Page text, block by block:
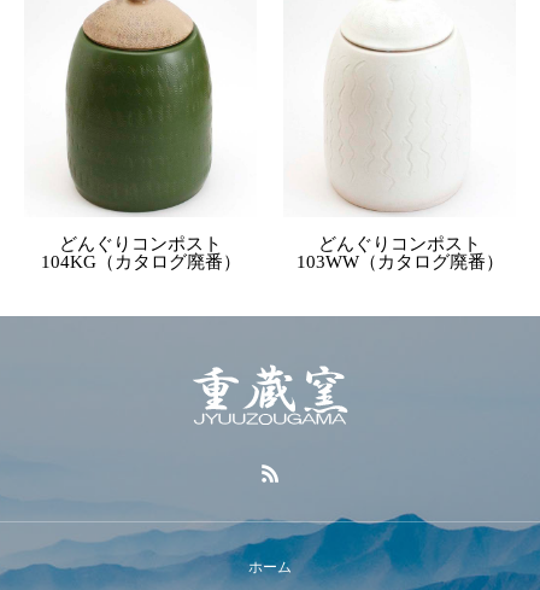
どんぐりコンポスト
104KG（カタログ廃番）
どんぐりコンポスト
103WW（カタログ廃番）
ホーム